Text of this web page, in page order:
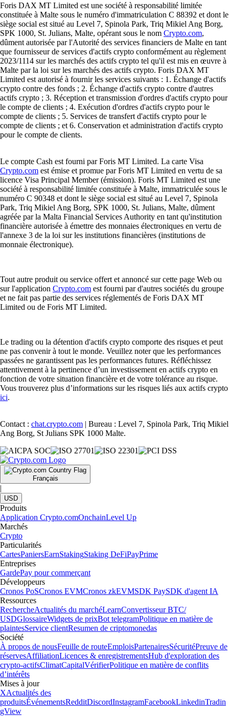
Foris DAX MT Limited est une société à responsabilité limitée
constituée à Malte sous le numéro d'immatriculation C 88392 et dont le
siège social est situé au Level 7, Spinola Park, Triq Mikiel Ang Borg,
SPK 1000, St. Julians, Malte, opérant sous le nom Crypto.com,
dûment autorisée par l'Autorité des services financiers de Malte en tant
que fournisseur de services d'actifs crypto conformément au règlement
2023/1114 sur les marchés des actifs crypto tel qu'il est mis en œuvre à
Malte par la loi sur les marchés des actifs crypto. Foris DAX MT
Limited est autorisé à fournir les services suivants : 1. Échange d'actifs
crypto contre des fonds ; 2. Échange d'actifs crypto contre d'autres
actifs crypto ; 3. Réception et transmission d'ordres d'actifs crypto pour
le compte de clients ; 4. Exécution d'ordres d'actifs crypto pour le
compte de clients ; 5. Services de transfert d'actifs crypto pour le
compte de clients ; et 6. Conservation et administration d'actifs crypto
pour le compte de clients.
Le compte Cash est fourni par Foris MT Limited. La carte Visa
Crypto.com est émise et promue par Foris MT Limited en vertu de sa
licence Visa Principal Member (émission). Foris MT Limited est une
société à responsabilité limitée constituée à Malte, immatriculée sous le
numéro C 90348 et dont le siège social est situé au Level 7, Spinola
Park, Triq Mikiel Ang Borg, SPK 1000, St. Julians, Malte, dûment
agréée par la Malta Financial Services Authority en tant qu'institution
financière autorisée à émettre des monnaies électroniques en vertu de
l'annexe 3 de la loi sur les institutions financières (institutions de
monnaie électronique).
Tout autre produit ou service offert et annoncé sur cette page Web ou
sur l'application Crypto.com est fourni par d'autres sociétés du groupe
et ne fait pas partie des services réglementés de Foris DAX MT
Limited ou de Foris MT Limited.
Le trading ou la détention d'actifs crypto comporte des risques et peut
ne pas convenir à tout le monde. Veuillez noter que les performances
passées ne garantissent pas les performances futures. Réfléchissez
attentivement à la pertinence d’un investissement en actifs crypto en
fonction de votre situation financière et de votre tolérance au risque.
Vous trouverez plus d’informations sur les risques liés aux actifs crypto
ici.
Contact : chat.crypto.com | Bureau : Level 7, Spinola Park, Triq Mikiel
Ang Borg, St Julians SPK 1000 Malte.
Français
|
USD
Produits
Application Crypto.comOnchainLevel Up
Marchés
Crypto
Particularités
CartesPaniersEarnStakingStaking DeFiPayPrime
Entreprises
GardePay pour commerçant
Développeurs
Cronos PoSCronos EVMCronos zkEVMSDK PaySDK d'agent IA
Ressources
RechercheActualités du marchéLearnConvertisseur BTC/
USDGlossaireWidgets de prixBot telegramPolitique en matière de
plaintesService clientResumen de criptomonedas
Société
À propos de nousFeuille de routeEmploisPartenairesSécuritéPreuve de
réservesAffiliationLicences & enregistrementsHub d'exploration des
crypto-actifsClimatCapitalVérifierPolitique en matière de conflits
d’intérêts
Mises à jour
XActualités des
produitsÉvénementsRedditDiscordInstagramFacebookLinkedinTradin
gView